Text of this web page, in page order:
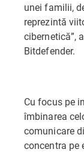
unei familii,
reprezintă
cibernetică”,
Bitdefender.
Cu focus pe
îmbinarea
comunicare
concentra pe